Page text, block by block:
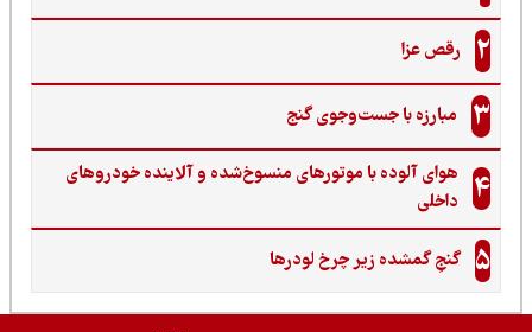
رقص عزا
مبارزه با جست‌وجوی گنج‌
هوای آلوده با موتورهای منسوخ‌شده و آلاینده خودروهای
داخلی
گنجِ گمشده زیر چرخ لودرها